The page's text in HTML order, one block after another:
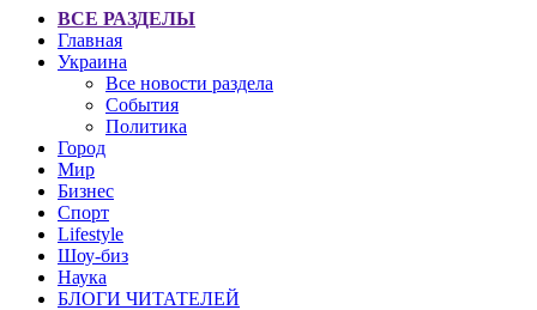
ВСЕ РАЗДЕЛЫ
Главная
Украина
Все новости раздела
События
Политика
Город
Мир
Бизнес
Спорт
Lifestyle
Шоу-биз
Наука
БЛОГИ ЧИТАТЕЛЕЙ